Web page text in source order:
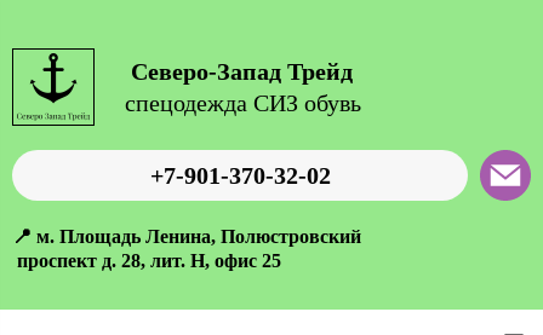
Северо-Запад Трейд
спецодежда СИЗ обувь
+7-901-370-32-02
📍 м. Площадь Ленина, Полюстровский
проспект д. 28, лит. Н, офис 25